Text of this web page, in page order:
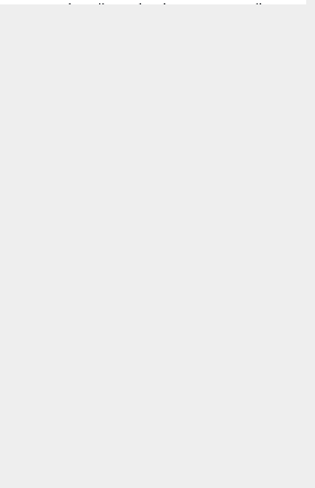
ve geleceğe açılan kapısını temsil